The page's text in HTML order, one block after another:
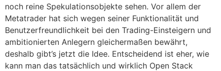
noch reine Spekulationsobjekte sehen. Vor allem der
Metatrader hat sich wegen seiner Funktionalität und
Benutzerfreundlichkeit bei den Trading-Einsteigern und
ambitionierten Anlegern gleichermaßen bewährt,
deshalb gibt’s jetzt die Idee. Entscheidend ist eher, wie
kann man das tatsächlich und wirklich Open Stack